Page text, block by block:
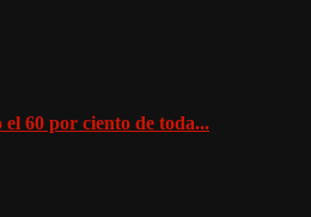
el 60 por ciento de toda...